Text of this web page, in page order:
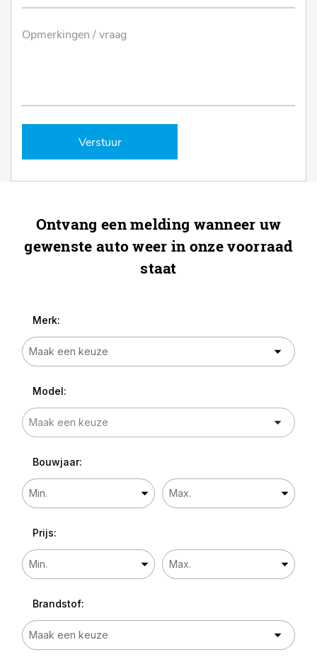
Verstuur
Ontvang een melding wanneer uw
gewenste auto weer in onze voorraad
staat
Merk:
Model:
Bouwjaar:
Prijs:
Brandstof: